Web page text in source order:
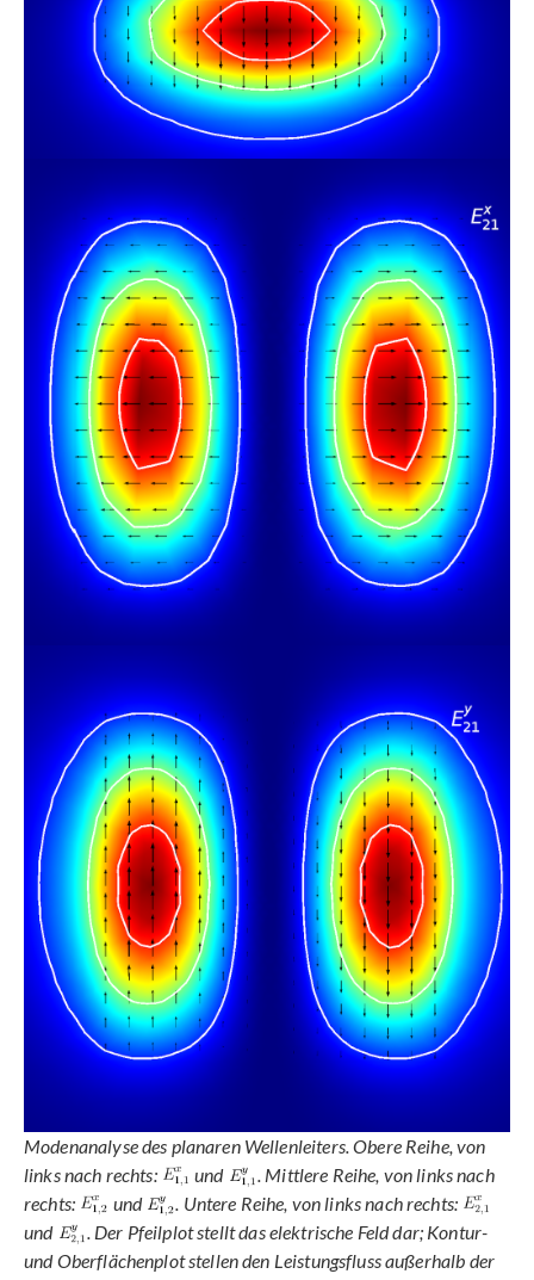
Modenanalyse des planaren Wellenleiters. Obere Reihe, von
links nach rechts:
und
. Mittlere Reihe, von links nach
rechts:
und
. Untere Reihe, von links nach rechts:
und
. Der Pfeilplot stellt das elektrische Feld dar; Kontur-
und Oberflächenplot stellen den Leistungsfluss außerhalb der